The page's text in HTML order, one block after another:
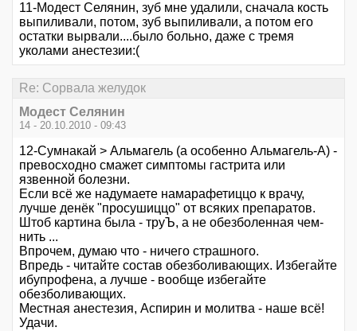
11-Модест Селянин, зуб мне удалили, сначала кость
выпиливали, потом, зуб выпиливали, а потом его
остатки вырвали....было больно, даже с тремя
уколами анестезии:(
Re: Сорвала желудок
Модест Селянин
14 - 20.10.2010 - 09:43
12-Сумнакай > Альмагель (а особенно Альмагель-А) -
превосходно смажет симптомы гастрита или
язвенной болезни.
Если всё же надумаете намарафетиццо к врачу,
лучше денёк "просушиццо" от всяких препаратов.
Штоб картина была - труЪ, а не обезболенная чем-
нить ...
Впрочем, думаю что - ничего страшного.
Впредь - читайте состав обезболивающих. Избегайте
ибупрофена, а лучше - вообще избегайте
обезболивающих.
Местная анестезия, Аспирин и молитва - наше всё!
Удачи.